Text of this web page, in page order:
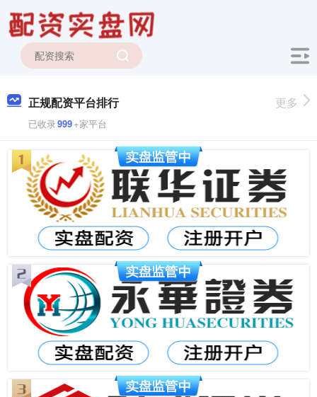
正规配资平台排行
已收录999+家平台
更多